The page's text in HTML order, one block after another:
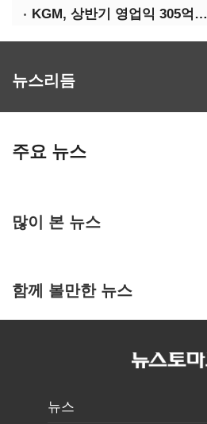
뉴스리듬
주요 뉴스
많이 본 뉴스
함께 볼만한 뉴스
뉴스